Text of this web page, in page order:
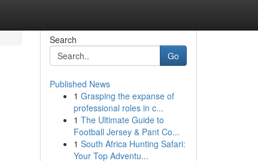
Search
Go
Published News
1 Grasping the expanse of
professional roles in c...
1 The Ultimate Guide to
Football Jersey & Pant Co...
1 South Africa Hunting Safari:
Your Top Adventu...